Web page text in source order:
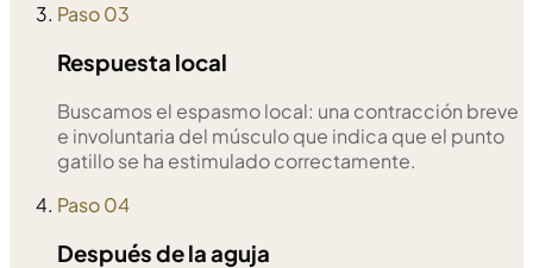
Paso 03
Respuesta local
Buscamos el espasmo local: una contracción breve
e involuntaria del músculo que indica que el punto
gatillo se ha estimulado correctamente.
Paso 04
Después de la aguja